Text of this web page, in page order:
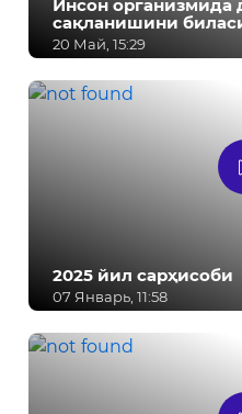
Инсон организмида
сақланишини
20 Май, 15:29
2025 йил сарҳисоби
07 Январь, 11:58